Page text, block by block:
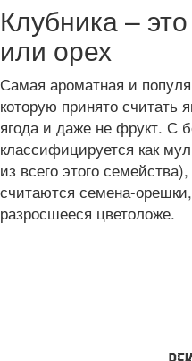
Клубника –
или орех
Самая ароматная и
которую принято считать
ягода и даже не фрукт. С
классифицируется как
из всего этого
считаются семена-
разросшееся цветоложе.